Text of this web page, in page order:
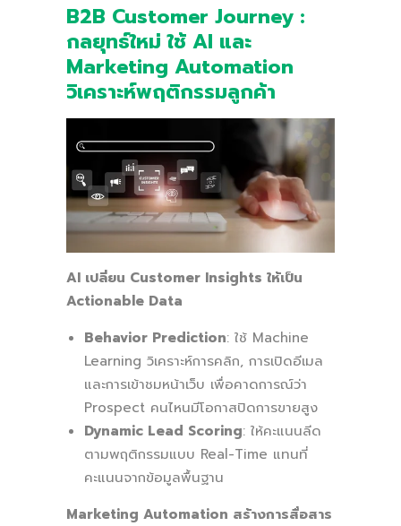
B2B Customer Journey :
กลยุทธ์ใหม่ ใช้ AI และ
Marketing Automation
วิเคราะห์พฤติกรรมลูกค้า
AI เปลี่ยน Customer Insights ให้เป็น
Actionable Data
Behavior Prediction: ใช้ Machine
Learning วิเคราะห์การคลิก, การเปิดอีเมล
และการเข้าชมหน้าเว็บ เพื่อคาดการณ์ว่า
Prospect คนไหนมีโอกาสปิดการขายสูง
Dynamic Lead Scoring: ให้คะแนนลีด
ตามพฤติกรรมแบบ Real-Time แทนที่
คะแนนจากข้อมูลพื้นฐาน
Marketing Automation สร้างการสื่อสาร